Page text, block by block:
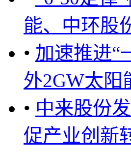
能、中环股
• 加速推进“
外2GW太阳
• 中来股份
促产业创新